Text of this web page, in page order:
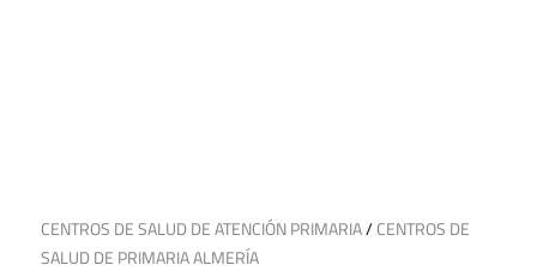
19 de junio de 2025
CENTROS DE SALUD DE ATENCIÓN PRIMARIA/CENTROS DE
SALUD DE PRIMARIA ALMERÍA